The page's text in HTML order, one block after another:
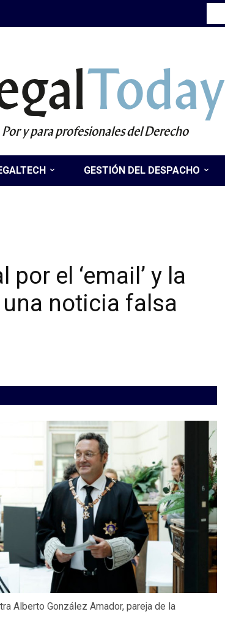
Today
Por y para profesionales del Derecho
GESTIÓN DEL DESPACHO
el ‘email’ y la
noticia falsa
Alberto González Amador, pareja de la